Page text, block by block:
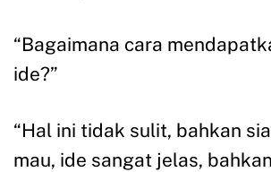
“Bagaimana cara
ide?”
“Hal ini tidak sulit, bahkan
mau, ide sangat jelas,